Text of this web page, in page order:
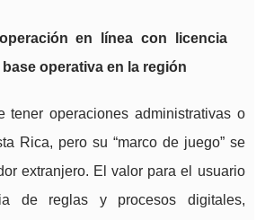
en línea con licencia
operativa en la región
tener operaciones administrativas o
Rica, pero su “marco de juego” se
extranjero. El valor para el usuario
de reglas y procesos digitales,